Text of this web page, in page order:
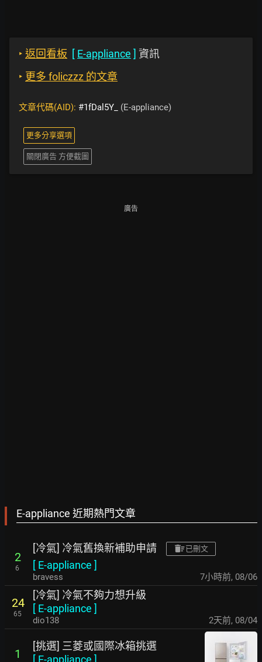
‣ 返回看板 [ E-appliance ] 資訊
‣ 更多 foliczzz 的文章
文章代碼(AID): #1fDal5Y_ (E-appliance)
更多分享選項
關閉廣告 方便截圖
廣告
E-appliance 近期熱門文章
2
6
[冷氣] 冷氣舊換新補助申請 已刪文
[ E-appliance ]
bravess 7小時前, 08/06
24
65
[冷氣] 冷氣不夠力想升級
[ E-appliance ]
dio138 2天前, 08/04
1
[挑選] 三菱或國際冰箱挑選
[ E-appliance ]